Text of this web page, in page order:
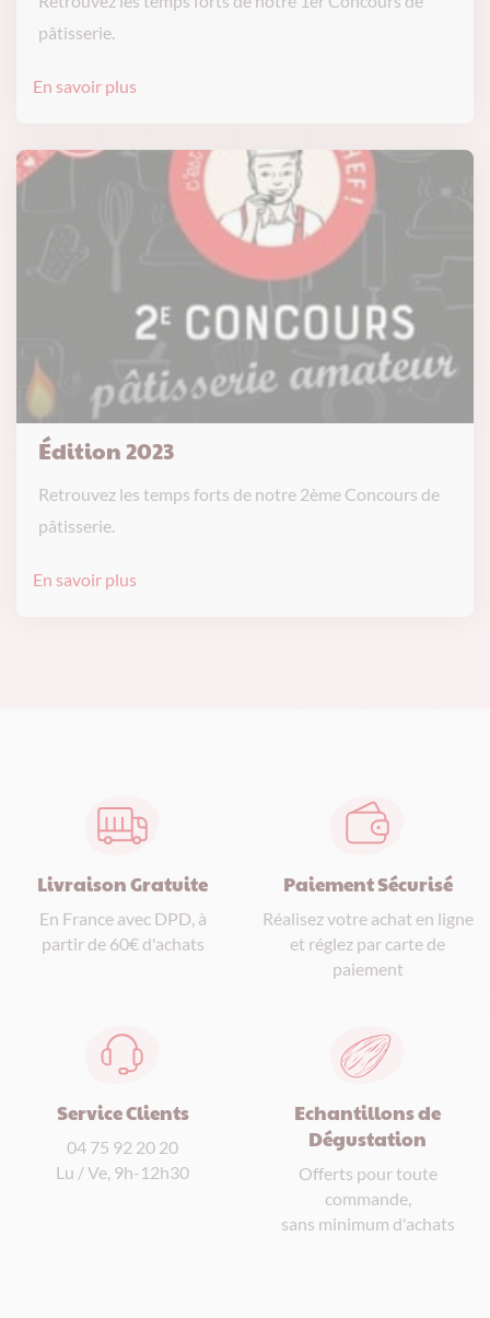
pâtisserie.
En savoir plus
Édition 2023
Retrouvez les temps forts de notre 2ème Concours de
pâtisserie.
En savoir plus
Livraison Gratuite
En France avec DPD, à
partir de 60€ d'achats
Paiement Sécurisé
Réalisez votre achat en ligne
et réglez par carte de
paiement
Service Clients
04 75 92 20 20
Lu / Ve, 9h-12h30
Echantillons de
Dégustation
Offerts pour toute
commande,
sans minimum d'achats